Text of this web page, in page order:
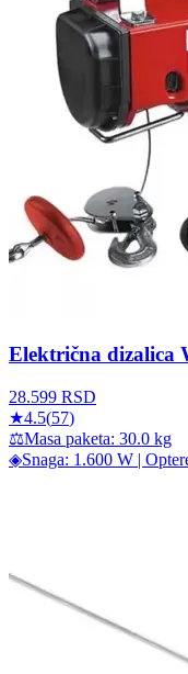
Električna dizalica
28.599 RSD
★4.5(57)
⚖Masa paketa: 30.0 kg
◈Snaga: 1.600 W |